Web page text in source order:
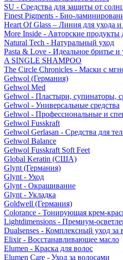
SU - Средства для защиты от
Finest Pigments - Био-
Heart Of Glass – Линия для ухода
More Inside - Авторские продукты
Natural Tech - Натуральный уход
Pasta & Love - Идеальное бритье и
A SINGLE SHAMPOO
The Circle Chronicles - Маски с
Gehwol (Германия)
Gehwol Med
Gehwol - Пластыри, супинаторы,
Gehwol - Универсальные средства
Gehwol - Профессиональные и
Gehwol Fusskraft
Gehwol Gerlasan - Средства для
Gehwol Balance
Gehwol Fusskraft Soft Feet
Global Keratin (США)
Glynt (Германия)
Glynt - Уход
Glynt - Окрашивание
Glynt - Укладка
Goldwell (Германия)
Colorance - Тонирующая крем-
Lightdimensions - Премиум-
Dualsenses - Комплексный уход за
Elixir - Восстанавливающее масло
Elumen - Краска для волос
Elumen Care - Уход за волосами